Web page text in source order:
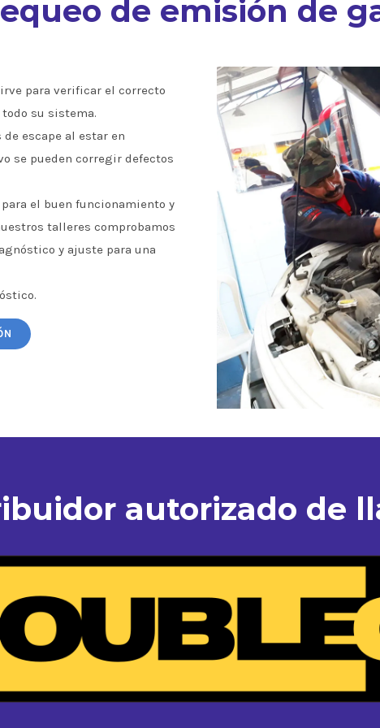
de emisión de
para verificar el correcto
su sistema.
escape al estar en
se pueden corregir defectos
para el buen funcionamiento y
talleres comprobamos
y ajuste para una
autorizado de